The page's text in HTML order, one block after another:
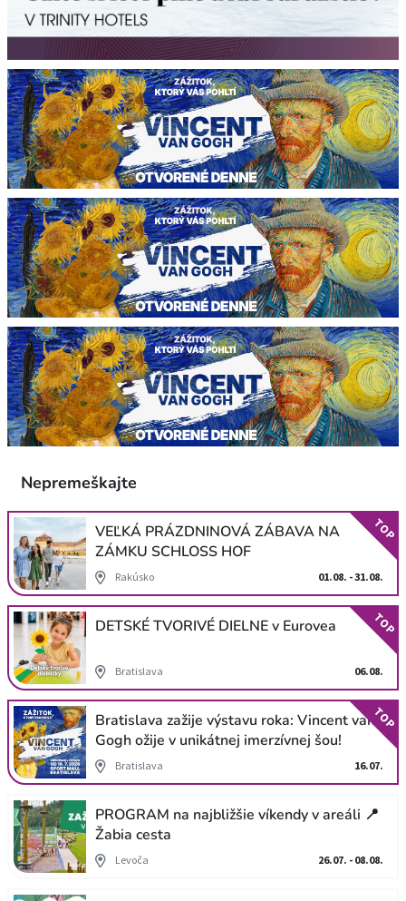
Nepremeškajte
VEĽKÁ PRÁZDNINOVÁ ZÁBAVA NA
ZÁMKU SCHLOSS HOF
Rakúsko 01.08. - 31.08.
TOP
DETSKÉ TVORIVÉ DIELNE v Eurovea
Bratislava 06.08.
TOP
Bratislava zažije výstavu roka: Vincent van
Gogh ožije v unikátnej imerzívnej šou!
Bratislava 16.07.
TOP
PROGRAM na najbližšie víkendy v areáli 📍
Žabia cesta
Levoča 26.07. - 08.08.